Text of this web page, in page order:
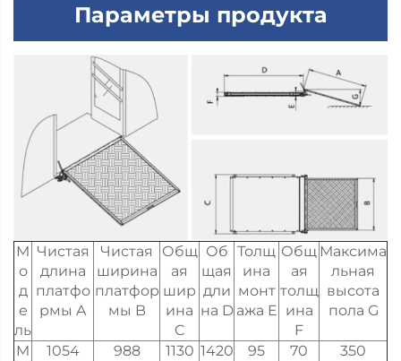
Параметры продукта
М
о
д
е
ль
Чистая
длина
платфо
рмы A
Чистая
ширина
платфор
мы B
Общ
ая
шир
ина
C
Об
щая
дли
на D
Толщ
ина
монт
ажа E
Общ
ая
толщ
ина
F
Максима
льная
высота
пола G
M
1054 988 1130 1420 95 70 350